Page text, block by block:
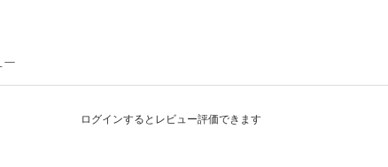
ログインするとレビュー評価できます